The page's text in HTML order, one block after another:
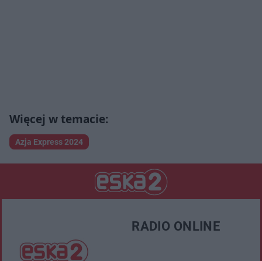
Azja Express 2024
RADIO ONLINE